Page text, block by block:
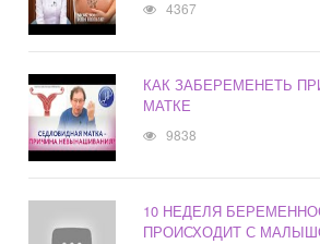
4367
КАК ЗАБЕРЕМЕНЕТЬ
МАТКЕ
9838
10 НЕДЕЛЯ
ПРОИСХОДИТ С